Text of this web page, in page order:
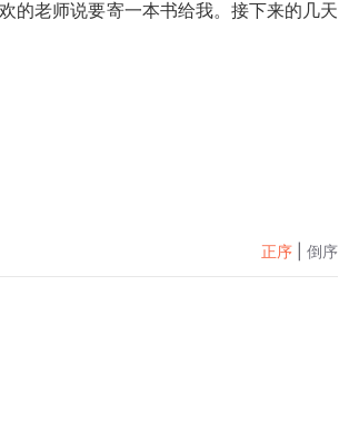
的老师说要寄一本书给我。接下来的几天
正序 倒序